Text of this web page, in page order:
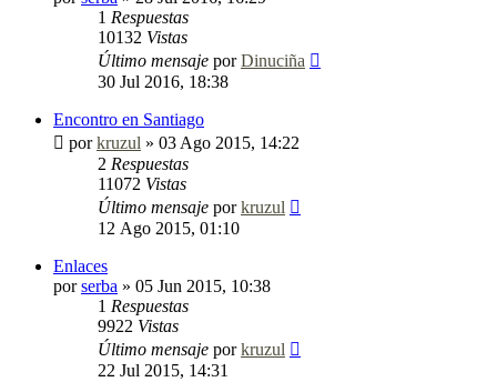
1 Respuestas
10132 Vistas
Último mensaje porDinuciña
30 Jul 2016, 18:38
Encontro en Santiago
porkruzul » 03 Ago 2015, 14:22
2 Respuestas
11072 Vistas
Último mensaje porkruzul
12 Ago 2015, 01:10
Enlaces
porserba » 05 Jun 2015, 10:38
1 Respuestas
9922 Vistas
Último mensaje porkruzul
22 Jul 2015, 14:31